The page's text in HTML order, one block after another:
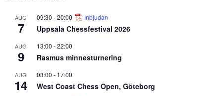
AUG
7
09:30 -20:00 Inbjudan
Uppsala Chessfestival 2026
AUG
9
13:00 -22:00
Rasmus minnesturnering
AUG
14
08:00 - 17:00
West Coast Chess Open, Göteborg